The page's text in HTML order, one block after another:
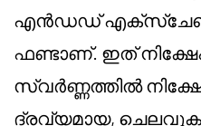
എൻഡഡ്
ഫണ്ടാണ്. ഇത്
സ്വർണ്ണത്തിൽ
ദ്രവ്യമായ,